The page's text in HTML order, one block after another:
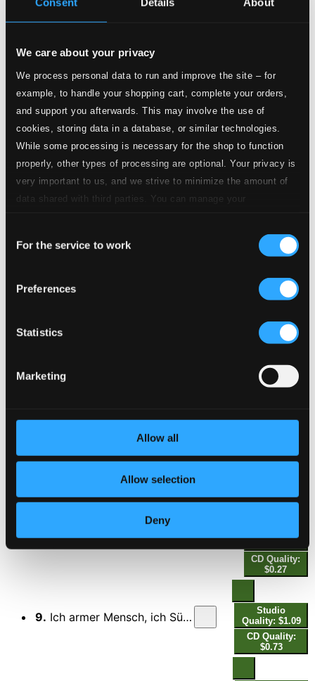
We care about your privacy
We process personal data to run and improve the site – for
example, to handle your shopping cart, complete your orders,
and support you afterwards. This may involve the use of
cookies, storing data in a database, or similar technologies.
While some processing is necessary for the shop to function
properly, other types of processing are optional. Your privacy is
very important to us, and we strive to minimize the amount of
data shared with third parties. You can manage your
Selection
For the service to work
Preferences
Statistics
Marketing
Allow all
Allow selection
Deny
Quality:
4.Herr, gehe nicht ins Gericht mit deinem Knecht, BWV 105: No. 4, Wohl aber dem, der seinen Bürgen weiß (Live)
Studio
Quality:
$0.54
CD
Quality:
$0.36
5.Herr, gehe nicht ins Gericht mit deinem Knecht, BWV 105: No. 5, Kann ich nur Jesum mir zum Freunde machen (Live)
Quality:
$1.47
CD
$0.98
6.Herr, gehe nicht ins Gericht mit deinem Knecht, BWV 105: No. 6, Nun, ich weiß, du wirst mir stillen, mein Gewissen, das mich plagt (Live)
Studio
Quality:
$0.53
Quality:
$0.35
Ich armer Mensch, ich Sündenknecht, BWV 55: No. 1, Ich armer Mensch, ich Sündenknecht (Live)
$1.44
8.Ich armer Mensch, ich Sündenknecht, BWV 55: No. 2, Ich habe wider Gott gehandelt (Live)
CD Quality:
$0.27
9. Ich armer Mensch, ich Sündenknecht, BWV 55: No. 3, Erbarme dich! (Live)
Studio
Quality: $1.09
CD Quality:
$0.73